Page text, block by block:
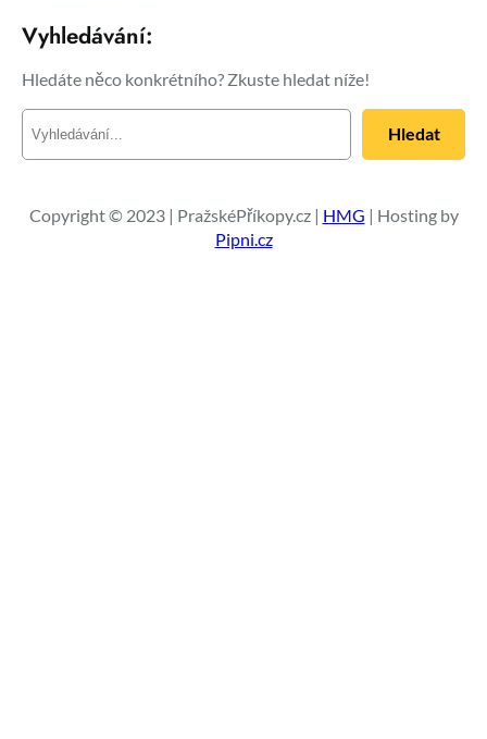
Vyhledávání:
Hledáte něco konkrétního? Zkuste hledat níže!
e
a
t
Hledat
Copyright © 2023 | PražskéPříkopy.cz | HMG | Hosting by
Pipni.cz